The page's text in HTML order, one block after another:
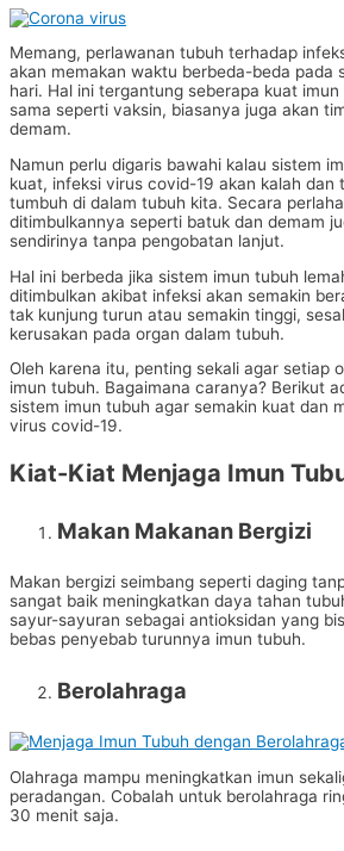
Memang, perlawanan tubuh terhadap
akan memakan waktu berbeda-beda pada
hari. Hal ini tergantung seberapa kuat
sama seperti vaksin, biasanya juga akan
demam.
Namun perlu digaris bawahi kalau sistem
kuat, infeksi virus covid-19 akan kalah dan
tumbuh di dalam tubuh kita. Secara
ditimbulkannya seperti batuk dan demam
sendirinya tanpa pengobatan lanjut.
Hal ini berbeda jika sistem imun tubuh
ditimbulkan akibat infeksi akan semakin
tak kunjung turun atau semakin tinggi,
kerusakan pada organ dalam tubuh.
Oleh karena itu, penting sekali agar setiap
imun tubuh. Bagaimana caranya? Berikut
sistem imun tubuh agar semakin kuat dan
virus covid-19.
Kiat-Kiat Menjaga Imun
Makan Makanan Bergizi
Makan bergizi seimbang seperti daging
sangat baik meningkatkan daya tahan
sayur-sayuran sebagai antioksidan yang
bebas penyebab turunnya imun tubuh.
Berolahraga
Olahraga mampu meningkatkan imun
peradangan. Cobalah untuk berolahraga
30 menit saja.